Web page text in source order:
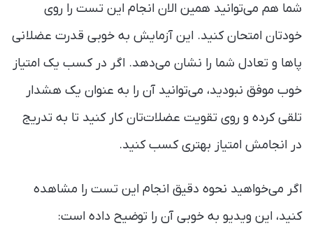
شما هم می‌توانید همین الان انجام این تست را روی
خودتان امتحان کنید. این آزمایش به خوبی قدرت عضلانی
پا‌ها و تعادل شما را نشان می‌دهد. اگر در کسب یک امتیاز
خوب موفق نبودید، می‌توانید آن را به عنوان یک هشدار
تلقی کرده و روی تقویت عضلات‌تان کار کنید تا به تدریج
در انجامش امتیاز بهتری کسب کنید.
اگر می‌خواهید نحوه دقیق انجام این تست را مشاهده
کنید، این ویدیو به خوبی آن را توضیح داده است: